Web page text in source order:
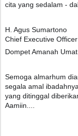
cita yang sedalam -
H. Agus Sumartono
Chief Executive
Dompet Amanah
Semoga almarhum
segala amal
yang ditinggal
Aamiin....